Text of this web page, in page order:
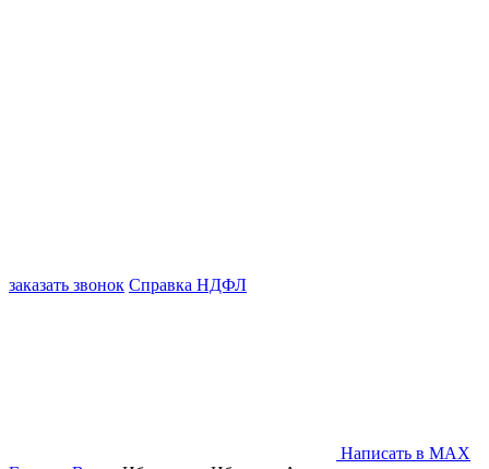
заказать звонок Справка НДФЛ
Написать в MAX